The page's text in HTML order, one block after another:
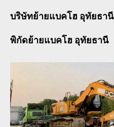
บริษัทย้ายแบคโฮ อุทัยธานี
พิกัดย้ายแบคโฮ อุทัยธานี